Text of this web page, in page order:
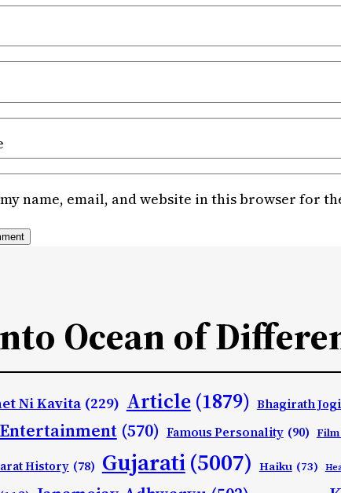
my name, email, and website in this browser for
Ocean of
Ni Kavita (229) Article (1879) Bhagirath
Entertainment (570) Famous Personality (90)
History (78) Gujarati(5007) Haiku (73)